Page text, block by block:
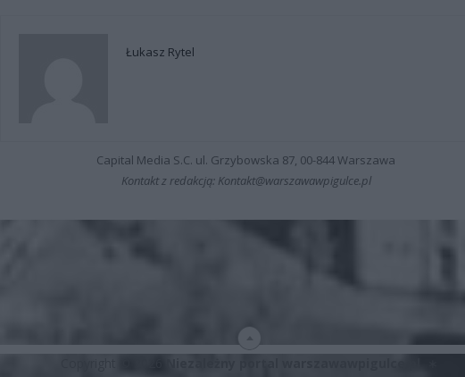
Łukasz Rytel
Capital Media S.C. ul. Grzybowska 87, 00-844 Warszawa
Kontakt z redakcją: Kontakt@warszawawpigulce.pl